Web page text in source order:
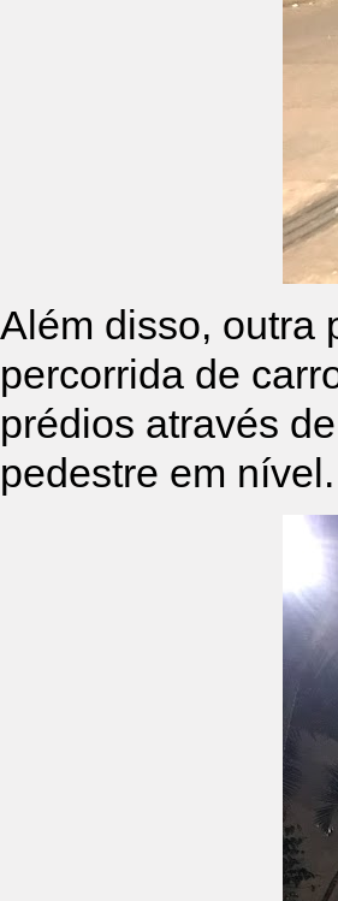
Além disso, outra
percorrida de
prédios através
pedestre em nível.